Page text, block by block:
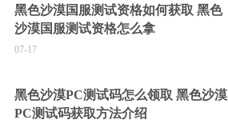
黑色沙漠国服测试资格如何获取 黑色
沙漠国服测试资格怎么拿
07-17
黑色沙漠PC测试码怎么领取 黑色沙漠
PC测试码获取方法介绍